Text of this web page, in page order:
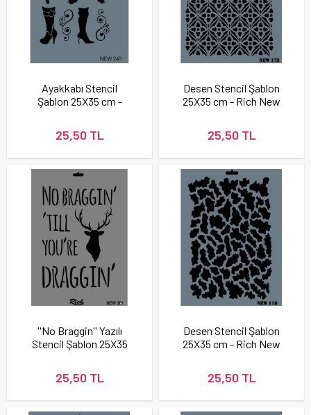
Ayakkabı Stencil
Şablon 25X35 cm -
25,50 TL
Desen Stencil Şablon
25X35 cm - Rich New
25,50 TL
''No Braggin'' Yazılı
Stencil Şablon 25X35
25,50 TL
Desen Stencil Şablon
25X35 cm - Rich New
25,50 TL